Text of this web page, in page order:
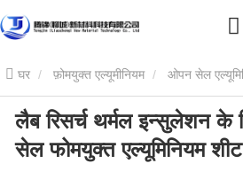
घर फ़ोमयुक्त एल्यूमीनियम ओपन सेल
इन्सुलेशन के लिए 5 मिमी ओपन सेल फोमयुक्त
लैब रिसर्च थर्मल इन्सुलेशन के
सेल फोमयुक्त एल्यूमिनियम शीट